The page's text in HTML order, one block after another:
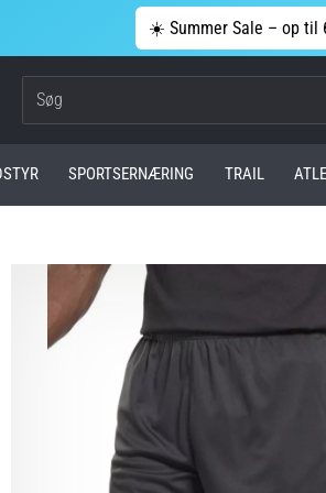
☀️ Summer Sale – op til
SPORTSERNÆRING TRAIL